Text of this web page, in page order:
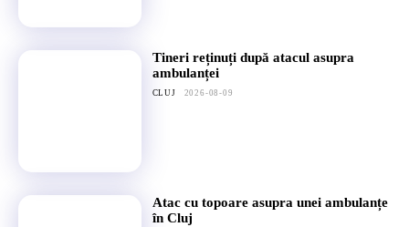
Tineri reținuți după atacul asupra
ambulanței
CLUJ 2026-08-09
Atac cu topoare asupra unei ambulanțe
în Cluj